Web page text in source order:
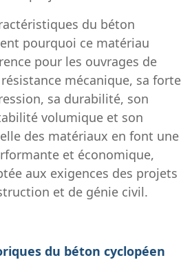
du béton
pourquoi ce matériau
pour les ouvrages de
mécanique, sa forte
sa durabilité, son
volumique et son
des matériaux en font une
et économique,
aux exigences des projets
et de génie civil.
du béton cyclopéen